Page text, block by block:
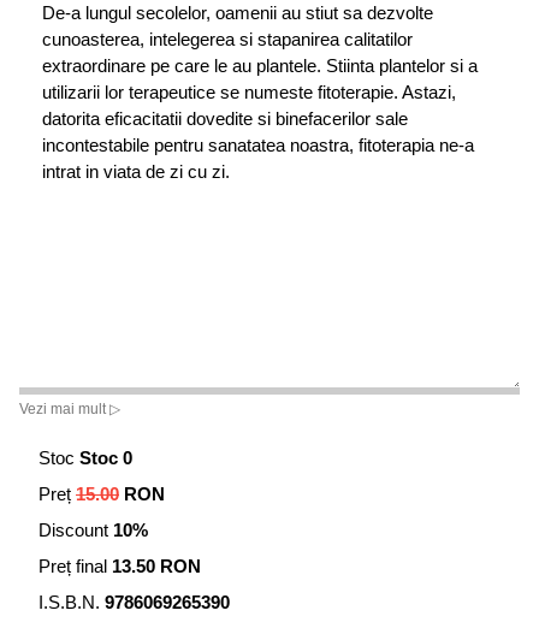
De-a lungul secolelor, oamenii au stiut sa dezvolte
cunoasterea, intelegerea si stapanirea calitatilor
extraordinare pe care le au plantele. Stiinta plantelor si a
utilizarii lor terapeutice se numeste fitoterapie. Astazi,
datorita eficacitatii dovedite si binefacerilor sale
incontestabile pentru sanatatea noastra, fitoterapia ne-a
intrat in viata de zi cu zi.
Vezi mai mult ▷
Stoc Stoc 0
Preț 15.00 RON
Discount 10%
Preț final 13.50 RON
I.S.B.N. 9786069265390